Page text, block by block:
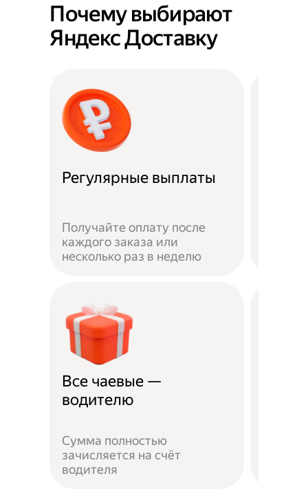
Почему выбирают
Яндекс Доставку
Регулярные выплаты
Получайте оплату после
каждого заказа или
несколько раз в неделю
Все чаевые —
водителю
Сумма полностью
зачисляется на счёт
водителя